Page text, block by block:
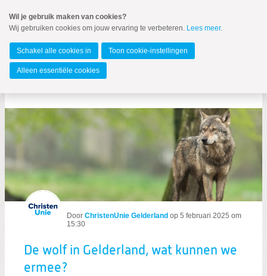
naar
Spring
de
inhoud
Spring
naar
Gelderland
MENU
Zoeken:
Zoeken
Door ChristenUnie Gelderland op 5 februari 2025 om
15:30
De wolf in Gelderland, wat kunnen we
ermee?
Wil je gebruik maken van cookies?
Wij gebruiken cookies om jouw ervaring te verbeteren. Lees meer.
Schakel alle cookies in Toon cookie-instellingen
Alleen essentiële cookies